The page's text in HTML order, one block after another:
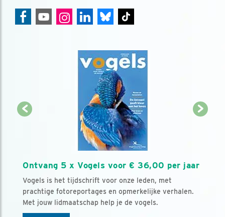
Ontvang 5 x Vogels voor € 36,00 per jaar
Vogels is het tijdschrift voor onze leden, met
prachtige fotoreportages en opmerkelijke verhalen.
Met jouw lidmaatschap help je de vogels.